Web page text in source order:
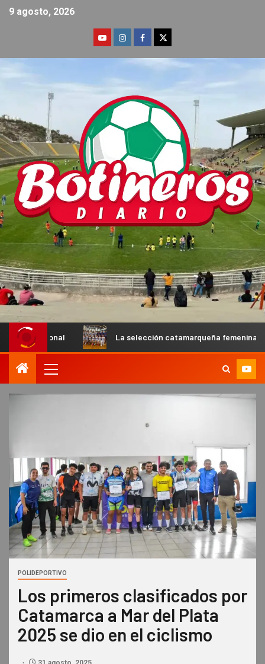
9 agosto, 2026
La selección catamarqueña femenina de básquet U13
POLIDEPORTIVO
Los primeros clasificados por
Catamarca a Mar del Plata
2025 se dio en el ciclismo